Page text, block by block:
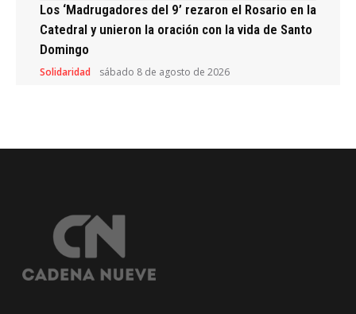
Los ‘Madrugadores del 9’ rezaron el Rosario en la
Catedral y unieron la oración con la vida de Santo
Domingo
Solidaridad sábado 8 de agosto de 2026